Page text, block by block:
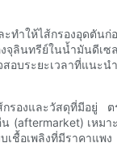
ะทำให้ไส้กรองอุดตั
จุลินทรีย์ในน้ำมันดีเ
อบระยะเวลาที่แนะน
กรองและวัสดุที่มีอยู่
(aftermarket) เหม
ชื้อเพลิงที่มีราคาแพง